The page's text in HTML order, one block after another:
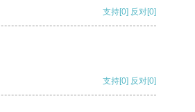
支持[0] 反对[0]
支持[0] 反对[0]